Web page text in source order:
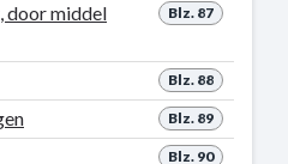
Blz. 87
door middel
Blz. 88
Blz. 89
Blz. 90